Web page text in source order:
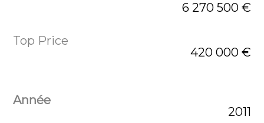
6 270 500 €
420 000 €
2011